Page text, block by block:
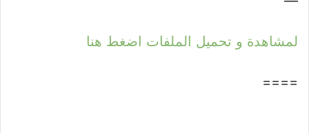
لمشاهدة و تحميل الملفات اضغط هنا
====